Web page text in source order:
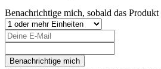
Benachrichtige mich, sobald das
Benachrichtige mich